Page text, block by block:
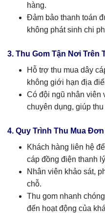
hàng.
Đảm bảo thanh toán
không phát sinh chi
3. Thu Gom Tận Nơi Trên
Hỗ trợ thu mua dây
không giới hạn địa
Có đội ngũ nhân viên
chuyên dụng, giúp
4. Quy Trình Thu Mua
Khách hàng liên hệ
cáp đồng điện thanh
Nhân viên khảo sát,
chỗ.
Thu gom nhanh
đến hoạt động của